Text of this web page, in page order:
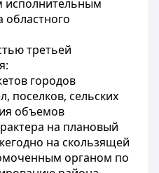
исполнительным
областного
третьей
городов
поселков, сельских
объемов
на плановый
на скользящей
органом по